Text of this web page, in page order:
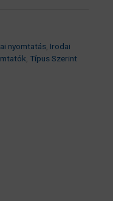
nyomtatás, Irodai
, Típus Szerint